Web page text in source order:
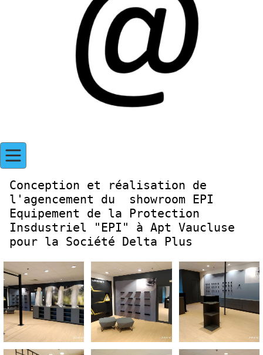
Conception et réalisation de
l'agencement du showroom EPI
Equipement de la Protection
Insdustriel "EPI" à Apt Vaucluse
pour la Société Delta Plus